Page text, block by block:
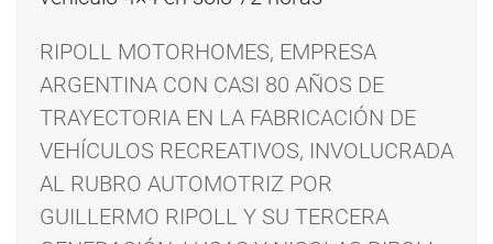
RIPOLL MOTORHOMES, EMPRESA
ARGENTINA CON CASI 80 AÑOS DE
TRAYECTORIA EN LA FABRICACIÓN DE
VEHÍCULOS RECREATIVOS, INVOLUCRADA
AL RUBRO AUTOMOTRIZ POR
GUILLERMO RIPOLL Y SU TERCERA